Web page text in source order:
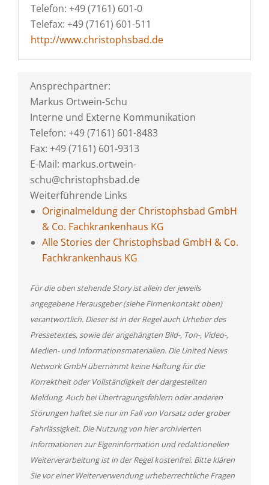
Telefon: +49 (7161) 601-0
Telefax: +49 (7161) 601-511
http://www.christophsbad.de
Ansprechpartner:
Markus Ortwein-Schu
Interne und Externe Kommunikation
Telefon: +49 (7161) 601-8483
Fax: +49 (7161) 601-9313
E-Mail: markus.ortwein-
schu@christophsbad.de
Weiterführende Links
Originalmeldung der Christophsbad GmbH
& Co. Fachkrankenhaus KG
Alle Stories der Christophsbad GmbH & Co.
Fachkrankenhaus KG
Für die oben stehende Story ist allein der jeweils
angegebene Herausgeber (siehe Firmenkontakt oben)
verantwortlich. Dieser ist in der Regel auch Urheber des
Pressetextes, sowie der angehängten Bild-, Ton-, Video-,
Medien- und Informationsmaterialien. Die United News
Network GmbH übernimmt keine Haftung für die
Korrektheit oder Vollständigkeit der dargestellten
Meldung. Auch bei Übertragungsfehlern oder anderen
Störungen haftet sie nur im Fall von Vorsatz oder grober
Fahrlässigkeit. Die Nutzung von hier archivierten
Informationen zur Eigeninformation und redaktionellen
Weiterverarbeitung ist in der Regel kostenfrei. Bitte klären
Sie vor einer Weiterverwendung urheberrechtliche Fragen